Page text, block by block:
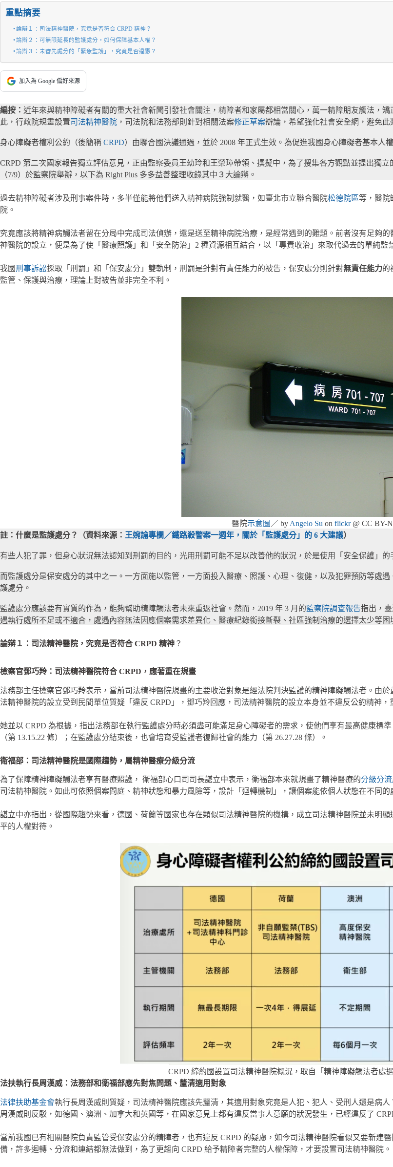
重點摘要
論辯１：司法精神醫院，究竟是否符合 CRPD 精神？
論辯２：可無限延長的監護處分，如何保障基本人權？
論辯３：未審先處分的「緊急監護」，究竟是否違憲？
加入為 Google 偏好來源
編按： 近年來與精神障礙者有關的重大社會新聞引發社會關注，精障者和家屬都相當關心，萬一精障朋友觸法，
此，行政院規畫設置司法精神醫院 ，司法院和法務部則針對相關法案修正草案辯論，希望強化社會安全網，避免此
身心障礙者權利公約（後簡稱 CRPD）由聯合國決議通過，並於 2008 年正式生效。為促進我國身心障礙者基本人
CRPD 第二次國家報告獨立評估意見，正由監察委員王幼玲和王榮璋帶領、撰擬中，為了搜集各方觀點並提出獨
（7/9）於監察院舉辦，以下為 Right Plus 多多益善整理收錄其中３大論辯。
過去精神障礙者涉及刑事案件時，多半僅能將他們送入精神病院強制就醫，如臺北市立聯合醫院松德院區等，醫院
院。
究竟應該將精神病觸法者留在分局中完成司法偵辦，還是送至精神病院治療，是經常遇到的難題。前者沒有足夠
神醫院的設立，便是為了使「醫療照護」和「安全防治」2 種資源相互結合，以「專責收治」來取代過去的單純監
我國刑事訴訟採取「刑罰」和「保安處分」雙軌制，刑罰是針對有責任能力的被告，保安處分則針對無責任能力的
監管、保護與治療，理論上對被告並非完全不利。
醫院示意圖 ／ by Angelo Su on flickr@ CC BY-
註：什麼是監護處分？（資料來源： 王婉諭專欄／鐵路殺警案一週年，關於「監護處分」的 6 大建議）
有些人犯了罪，但身心狀況無法認知到刑罰的目的，光用刑罰可能不足以改善他的狀況，於是使用「安全保護」
而監護處分是保安處分的其中之一。一方面施以監管，一方面投入醫療、照護、心理、復健，以及犯罪預防等處
護處分。
監護處分應該要有實質的作為，能夠幫助精障觸法者未來重返社會。然而，2019 年 3 月的監察院調查報告指出，
遇執行處所不足或不適合，處遇內容無法因應個案需求差異化、醫療紀錄銜接斷裂、社區強制治療的選擇太少等困
論辯１：司法精神醫院，究竟是否符合 CRPD 精神 ？
檢察官鄧巧羚：司法精神醫院符合 CRPD，應著重在規畫
法務部主任檢察官鄧巧羚表示，當前司法精神醫院規畫的主要收治對象是經法院判決監護的精神障礙觸法者。由
法精神醫院的設立受到民間單位質疑「違反 CRPD」，鄧巧羚回應，司法精神醫院的設立本身並不違反公約精神
她並以 CRPD 為根據，指出法務部在執行監護處分時必須盡可能滿足身心障礙者的需求，使他們享有最高健康標
（第 13.15.22 條）；在監護處分結束後，也會培育受監護者復歸社會的能力（第 26.27.28 條）。
衛福部：司法精神醫院是國際趨勢，屬精神醫療分級分流
為了保障精神障礙觸法者享有醫療照護， 衛福部心口司司長諶立中表示，衛福部本來就規畫了精神醫療的分級分
司法精神醫院。如此可依照個案問庭、精神狀態和暴力風險等，設計「迴轉機制」，讓個案能依個人狀態在不同的
諶立中亦指出，從國際趨勢來看，德國、荷蘭等國家也存在類似司法精神醫院的機構，成立司法精神醫院並未明
平的人權對待。
CRPD 締約國設置司法精神醫院概況，取自「精神障礙觸法者處
法扶執行長周漢威：法務部和衛福部應先對焦問題、釐清適用對象
法律扶助基金會執行長周漢威則質疑，司法精神醫院應該先釐清，其適用對象究竟是人犯、犯人、受刑人還是病
周漢威則反駁，如德國、澳洲、加拿大和英國等，在國家意見上都有違反當事人意願的狀況發生，已經違反了
當前我國已有相關醫院負責監管受保安處分的精障者，也有違反 CRPD 的疑慮，如今司法精神醫院看似又要新建
備，許多迴轉、分流和連結都無法做到，為了更趨向 CRPD 給予精障者完整的人權保障，才要設置司法精神醫院。